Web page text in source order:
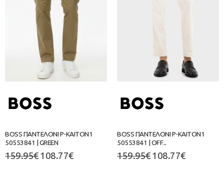
BOSS ΠΑΝΤΕΛΟΝΙ P-KAITON1
50553841 | GREEN
159.95€ 108.77€
BOSS ΠΑΝΤΕΛΟΝΙ P-KAITON1
50553841 | OFF...
159.95€ 108.77€